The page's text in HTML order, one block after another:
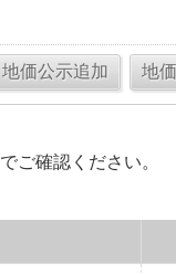
でご確認ください。